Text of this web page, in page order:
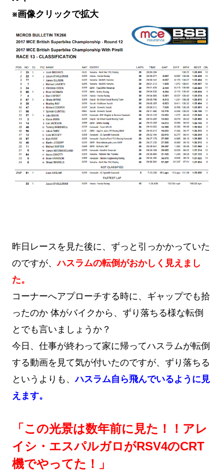
※画像クリックで拡大
昨日レースを見た後に、ずっと引っかかっていた
のですが、ハスラムの転倒がおかしく見えまし
た。
コーナーへアプローチする時に、ギャップでも拾
ったのか 体がバイクから、ずり落ちる様な転倒
とでも言いましょうか？
今日、仕事が終わって家に帰ってハスラムが転倒
する動画を見て気が付いたのですが、ずり落ちる
というよりも、ハスラム自ら飛んでいるように見
えます。
「この光景は数年前に見た！！アレ
イシ・エスパルガロがRSV4のCRT
機でやってた！」